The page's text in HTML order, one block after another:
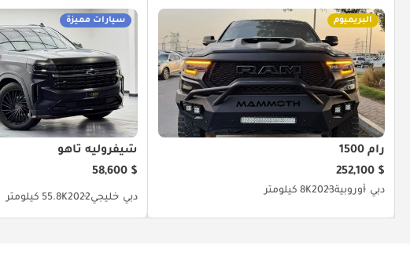
البريميوم
رام 1500
$ 252,100
دبي أوروبية20238K كيلومتر
سيارات مميزة
شيفروليه تاهو
$ 58,600
دبي خليجي202255.8K كيلومتر